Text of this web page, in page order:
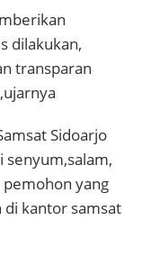
dilakukan,
transparan
Sidoarjo
pemohon yang
kantor samsat